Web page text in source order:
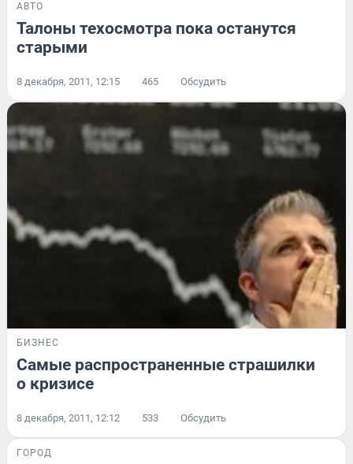
АВТО
Талоны техосмотра пока останутся
старыми
8 декабря, 2011, 12:15 465 Обсудить
БИЗНЕС
Самые распространенные страшилки
о кризисе
8 декабря, 2011, 12:12 533 Обсудить
ГОРОД